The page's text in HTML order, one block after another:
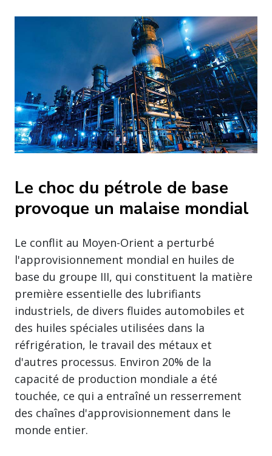
Le choc du pétrole de base
provoque un malaise mondial
Le conflit au Moyen-Orient a perturbé
l'approvisionnement mondial en huiles de
base du groupe III, qui constituent la matière
première essentielle des lubrifiants
industriels, de divers fluides automobiles et
des huiles spéciales utilisées dans la
réfrigération, le travail des métaux et
d'autres processus. Environ 20% de la
capacité de production mondiale a été
touchée, ce qui a entraîné un resserrement
des chaînes d'approvisionnement dans le
monde entier.